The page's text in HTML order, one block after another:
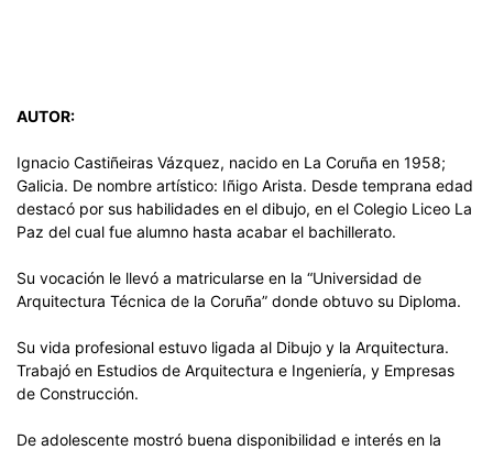
AUTOR:
Ignacio Castiñeiras Vázquez, nacido en La Coruña en 1958;
Galicia. De nombre artístico: Iñigo Arista. Desde temprana edad
destacó por sus habilidades en el dibujo, en el Colegio Liceo La
Paz del cual fue alumno hasta acabar el bachillerato.
Su vocación le llevó a matricularse en la “Universidad de
Arquitectura Técnica de la Coruña” donde obtuvo su Diploma.
Su vida profesional estuvo ligada al Dibujo y la Arquitectura.
Trabajó en Estudios de Arquitectura e Ingeniería, y Empresas
de Construcción.
De adolescente mostró buena disponibilidad e interés en la